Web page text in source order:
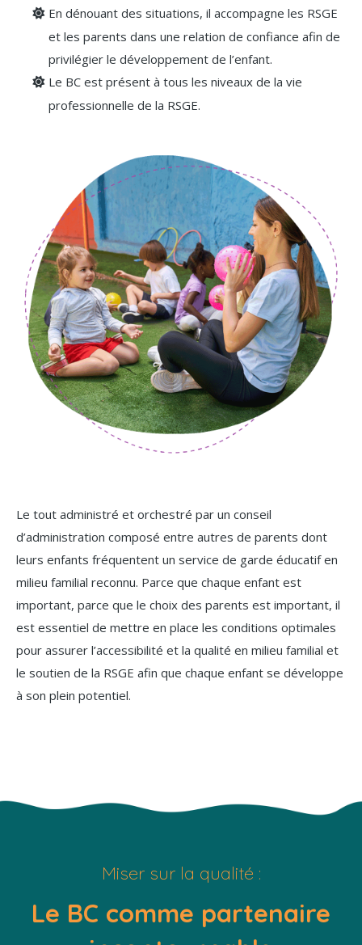
En dénouant des situations, il accompagne les RSGE
et les parents dans une relation de confiance afin de
privilégier le développement de l’enfant.
Le BC est présent à tous les niveaux de la vie
professionnelle de la RSGE.
Le tout administré et orchestré par un conseil
d’administration composé entre autres de parents dont
leurs enfants fréquentent un service de garde éducatif en
milieu familial reconnu. Parce que chaque enfant est
important, parce que le choix des parents est important, il
est essentiel de mettre en place les conditions optimales
pour assurer l’accessibilité et la qualité en milieu familial et
le soutien de la RSGE afin que chaque enfant se développe
à son plein potentiel.
Miser sur la qualité :
Le BC comme partenaire